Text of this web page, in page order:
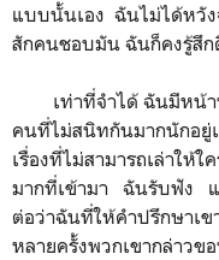
แบบนั้นเอง ฉันไม่ได้หวัง
สักคนชอบมัน ฉันก็คงรู้สึก
เท่าที่จำได้ ฉันมีหน้า
คนที่ไม่สนิทกันมากนักอยู่
เรื่องที่ไม่สามารถเล่าใ
มากที่เข้ามา ฉันรับฟัง แ
ต่อว่าฉันที่ให้คำปรึกษาเ
หลายครั้งพวกเขากล่าว